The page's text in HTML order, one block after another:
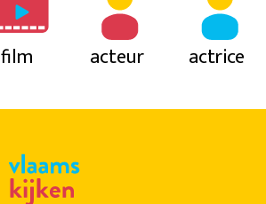
film acteur actrice